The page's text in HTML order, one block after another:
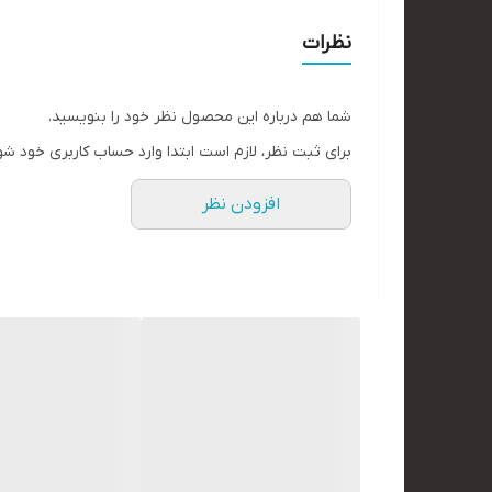
نظرات
شما هم درباره این محصول نظر خود را بنویسید.
برای ثبت نظر، لازم است ابتدا وارد حساب کاربری خود
افزودن نظر